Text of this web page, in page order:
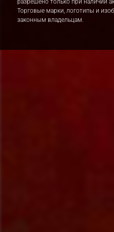
разрешено только при наличии
Торговые марки, логотипы и
законным владельцам.